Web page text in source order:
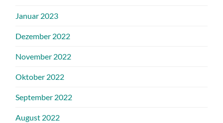
Januar 2023
Dezember 2022
November 2022
Oktober 2022
September 2022
August 2022